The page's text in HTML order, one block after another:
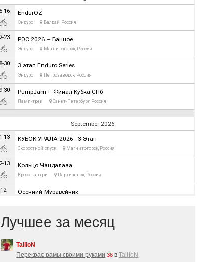
Лучшее за месяц
TallioN
Перекрас рамы своими руками 36 вTallioN